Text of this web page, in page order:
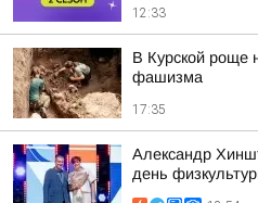
12:33
В Курской роще
фашизма
17:35
Александр
день